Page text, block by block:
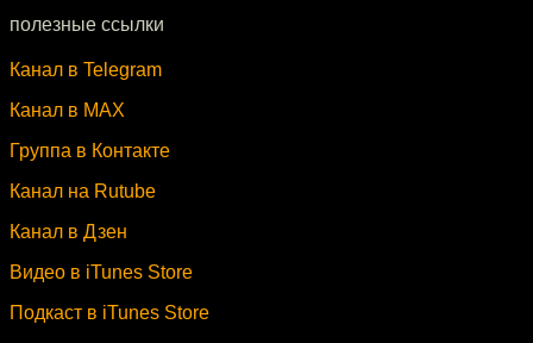
полезные ссылки
Канал в Telegram
Канал в MAX
Группа в Контакте
Канал на Rutube
Канал в Дзен
Видео в iTunes Store
Подкаст в iTunes Store